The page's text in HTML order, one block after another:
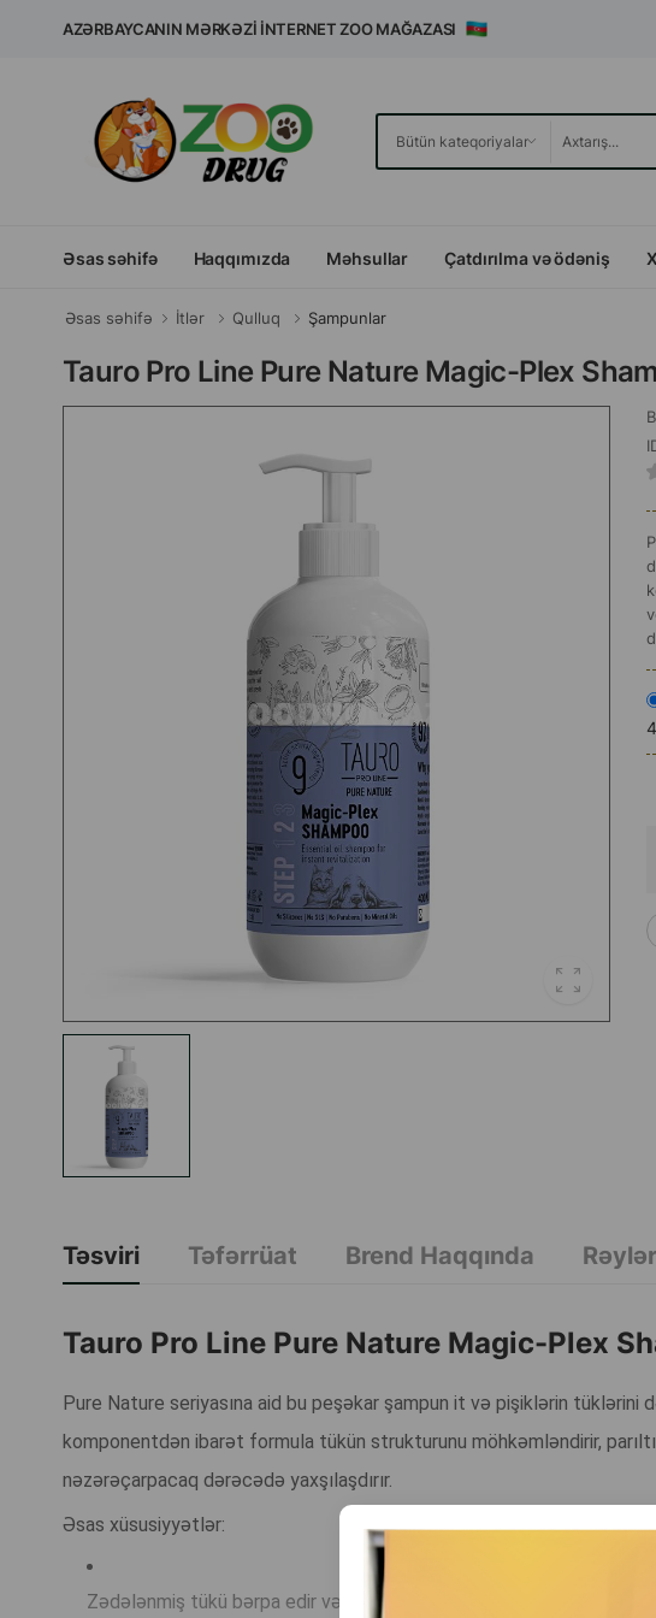
AZƏRBAYCANIN MƏRKƏZI İNTERNET ZOO MAĞAZASI
Əsas səhifə Haqqımızda Məhsullar Çatdırılma və ödəniş
Əsas səhifə İtlər Qulluq Şampunlar
Tauro Pro Line Pure Nature Magic-Plex
Təsviri Təfərrüat Brend Haqqında
Tauro Pro Line Pure Nature Magic-Plex
Pure Nature seriyasına aid bu peşəkar şampun it və pişiklərin tüklərini
komponentdən ibarət formula tükün strukturunu möhkəmləndirir,
nəzərəçarpacaq dərəcədə yaxşılaşdırır.
Əsas xüsusiyyətlər:
Zədələnmiş tükü bərpa edir və möhkəmləndirir.